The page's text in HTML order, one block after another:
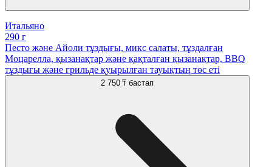
Итальяно
290 г
Песто және Айоли тұздығы, микс салаты, тұздалған
Моцарелла, қызанақтар және қақталған қызанақтар, BBQ
тұздығы және грильде қуырылған тауықтың төс еті
2 750 ₸ бастап